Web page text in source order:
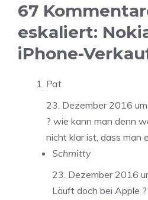
67
eskaliert:
iPhone-
Pat
23. Dezember 2016
? wie kann man denn
nicht klar ist, dass man
Schmitty
23. Dezember 2016
Läuft doch bei Apple